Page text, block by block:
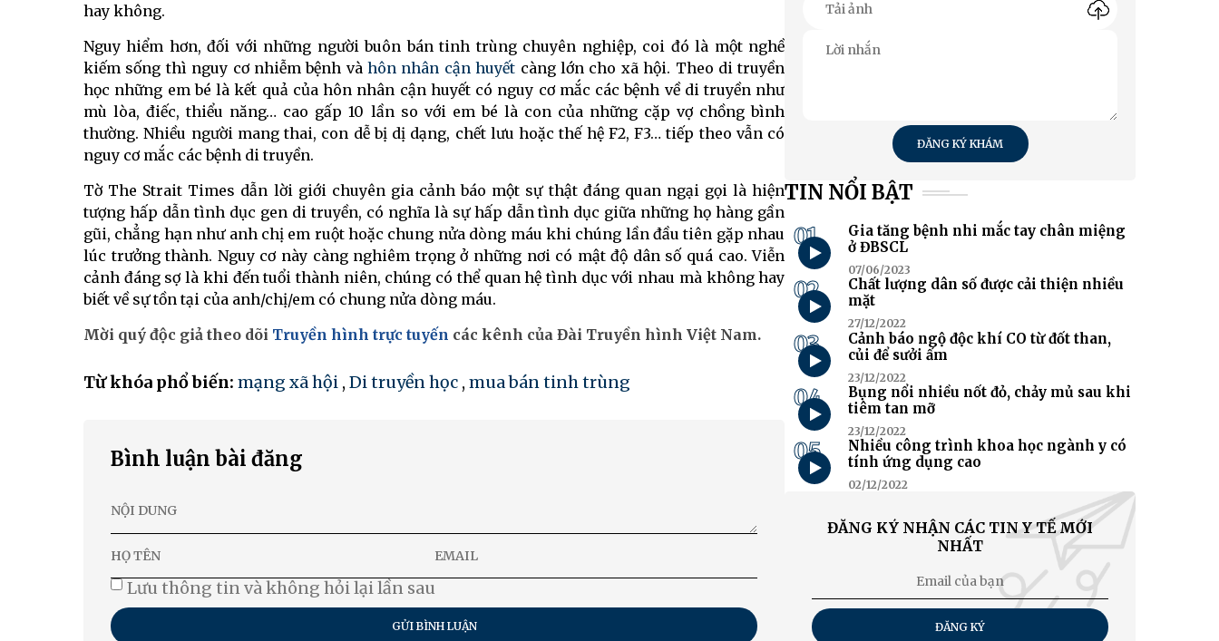
hay không.
Nguy hiểm hơn, đối với những người buôn bán tinh trùng chuyên nghiệp, coi đó là một nghề
kiếm sống thì nguy cơ nhiễm bệnh vàhôn nhân cận huyết càng lớn cho xã hội. Theo di truyền
học những em bé là kết quả của hôn nhân cận huyết có nguy cơ mắc các bệnh về di truyền như
mù lòa, điếc, thiểu năng… cao gấp 10 lần so với em bé là con của những cặp vợ chồng bình
thường. Nhiều người mang thai, con dễ bị dị dạng, chết lưu hoặc thế hệ F2, F3… tiếp theo vẫn có
nguy cơ mắc các bệnh di truyền.
Tờ The Strait Times dẫn lời giới chuyên gia cảnh báo một sự thật đáng quan ngại gọi là hiện
tượng hấp dẫn tình dục gen di truyền, có nghĩa là sự hấp dẫn tình dục giữa những họ hàng gần
gũi, chẳng hạn như anh chị em ruột hoặc chung nửa dòng máu khi chúng lần đầu tiên gặp nhau
lúc trưởng thành. Nguy cơ này càng nghiêm trọng ở những nơi có mật độ dân số quá cao. Viễn
cảnh đáng sợ là khi đến tuổi thành niên, chúng có thể quan hệ tình dục với nhau mà không hay
biết về sự tồn tại của anh/chị/em có chung nửa dòng máu.
Mời quý độc giả theo dõi Truyền hình trực tuyến các kênh của Đài Truyền hình Việt Nam.
Từ khóa phổ biến: mạng xã hội , Di truyền học , mua bán tinh trùng
Bình luận bài đăng
Lưu thông tin và không hỏi lại lần sau
GỬI BÌNH LUẬN
ĐĂNG KÝ KHÁM
TIN NỔI BẬT
01
Gia tăng bệnh nhi mắc tay chân miệng
ở ĐBSCL
07/06/2023
02
Chất lượng dân số được cải thiện nhiều
mặt
27/12/2022
03
Cảnh báo ngộ độc khí CO từ đốt than,
củi để sưởi ấm
23/12/2022
04
Bụng nổi nhiều nốt đỏ, chảy mủ sau khi
tiêm tan mỡ
23/12/2022
05
Nhiều công trình khoa học ngành y có
tính ứng dụng cao
02/12/2022
ĐĂNG KÝ NHẬN CÁC TIN Y TẾ MỚI
NHẤT
ĐĂNG KÝ